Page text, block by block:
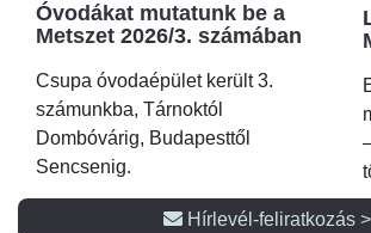
Óvodákat mutatunk be a
Metszet 2026/3. számában
Csupa óvodaépület került 3.
számunkba, Tárnoktól
Dombóvárig, Budapesttől
Sencsenig.
Hírlevél-feliratkozás >